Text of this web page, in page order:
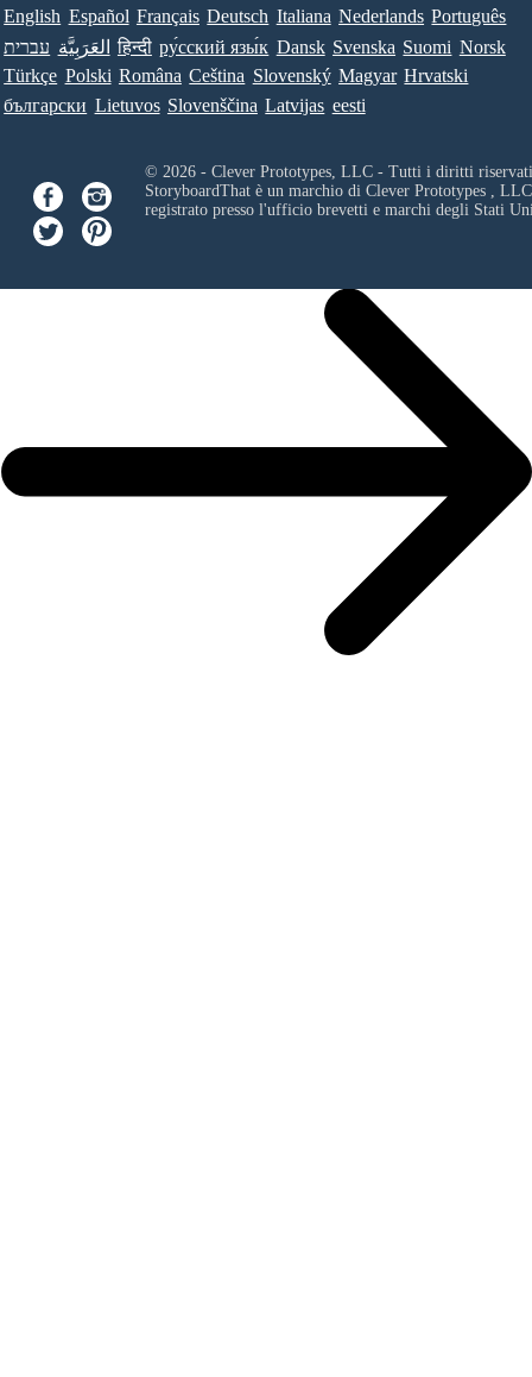
English Español Français Deutsch Italiana Nederlands Português
עברית العَرَبِيَّة हिन्दी ру́сский язы́к Dansk Svenska Suomi Norsk
Türkçe Polski Româna Ceština Slovenský Magyar Hrvatski
български Lietuvos Slovenščina Latvijas eesti
© 2026 - Clever Prototypes, LLC - Tutti i diritti
StoryboardThat è un marchio di Clever Prototypes , LLC
registrato presso l'ufficio brevetti e marchi degli Stati